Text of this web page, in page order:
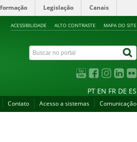
Legislação Canais
ACESSIBILIDADE ALTO CONTRASTE MAPA DO SITE
PT EN FR DE ES
Contato Acesso a sistemas Comunicação